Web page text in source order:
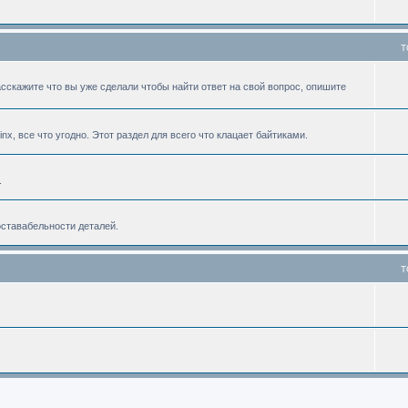
что вы уже сделали чтобы найти ответ на свой вопрос, опишите
все что угодно. Этот раздел для всего что клацает байтиками.
деталей.